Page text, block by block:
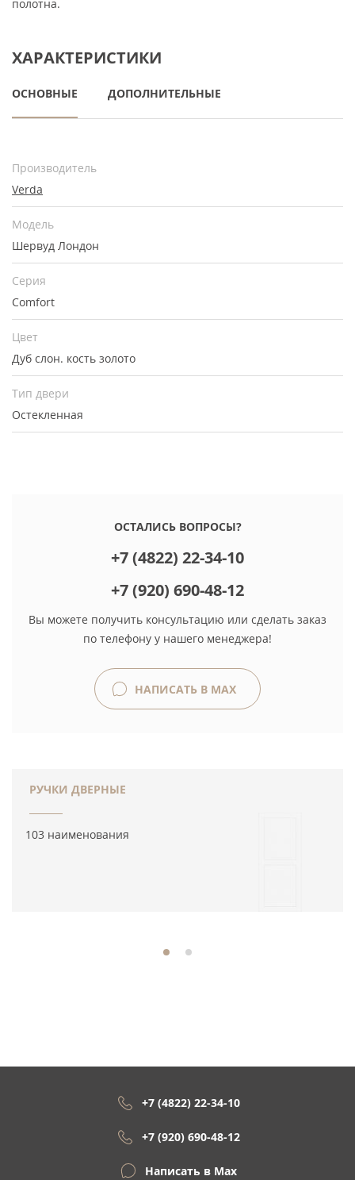
полотна.
ХАРАКТЕРИСТИКИ
ОСНОВНЫЕ ДОПОЛНИТЕЛЬНЫЕ
Производитель
Verda
Модель
Шервуд Лондон
Серия
Comfort
Цвет
Дуб слон. кость золото
Тип двери
Остекленная
ОСТАЛИСЬ ВОПРОСЫ?
+7 (4822) 22-34-10
+7 (920) 690-48-12
Вы можете получить консультацию или сделать заказ
по телефону у нашего менеджера!
НАПИСАТЬ В MAX
РУЧКИ ДВЕРНЫЕ
103 наименования
+7 (4822) 22-34-10
+7 (920) 690-48-12
Написать в Max